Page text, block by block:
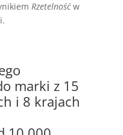
Rzetelnośćw
marki z 15
i 8 krajach